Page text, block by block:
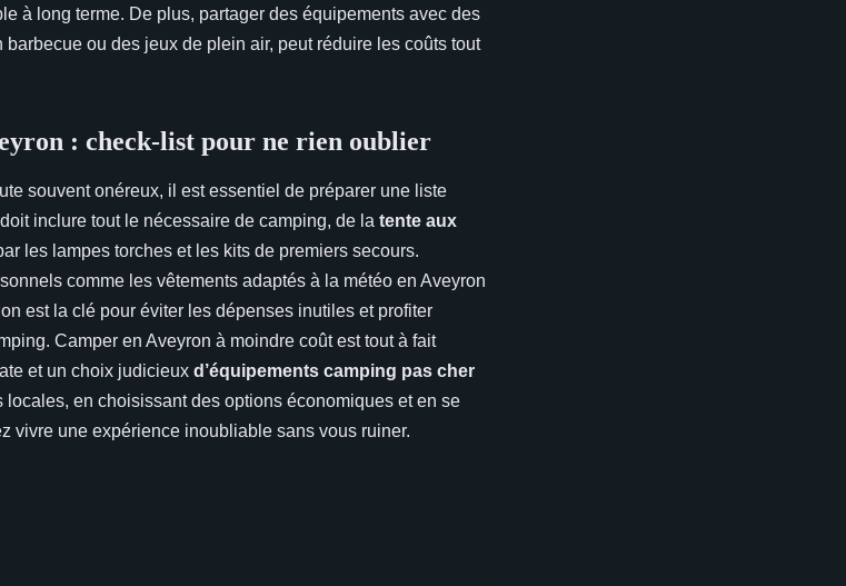
à long terme. De plus, partager des équipements avec des
ou des jeux de plein air, peut réduire les coûts tout
: check-list pour ne rien oublier
souvent onéreux, il est essentiel de préparer une liste
inclure tout le nécessaire de camping, de la tente aux
les lampes torches et les kits de premiers secours.
comme les vêtements adaptés à la météo en Aveyron
est la clé pour éviter les dépenses inutiles et profiter
Camper en Aveyron à moindre coût est tout à fait
et un choix judicieux d’équipements camping pas cher
locales, en choisissant des options économiques et en se
vivre une expérience inoubliable sans vous ruiner.